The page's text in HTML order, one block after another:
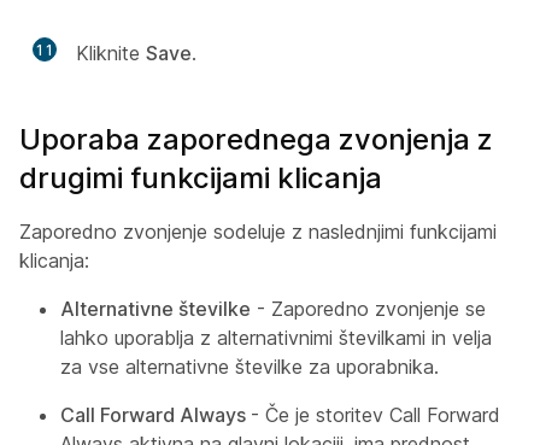
11 Kliknite Save.
Uporaba zaporednega zvonjenja z
drugimi funkcijami klicanja
Zaporedno zvonjenje sodeluje z naslednjimi funkcijami
klicanja:
Alternativne številke - Zaporedno zvonjenje se
lahko uporablja z alternativnimi številkami in velja
za vse alternativne številke za uporabnika.
Call Forward Always - Če je storitev Call Forward